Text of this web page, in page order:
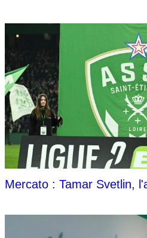
Mercato : Tamar Svetlin,